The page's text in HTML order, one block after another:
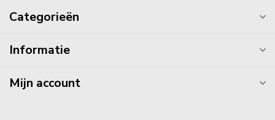
Categorieën
Informatie
Mijn account